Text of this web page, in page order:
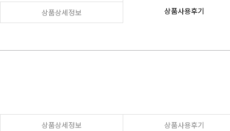
상품상세정보 상품사용후기
상품상세정보 상품사용후기